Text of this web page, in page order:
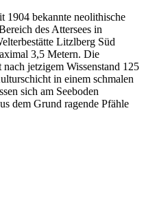
1904 bekannte neolithische
des Attersees in
Litzlberg Süd
3,5 Metern. Die
jetzigem Wissenstand 125
in einem schmalen
sich am Seeboden
dem Grund ragende Pfähle